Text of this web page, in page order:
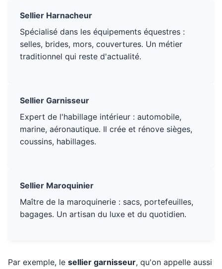
Sellier Harnacheur
Spécialisé dans les équipements équestres :
selles, brides, mors, couvertures. Un métier
traditionnel qui reste d'actualité.
Sellier Garnisseur
Expert de l'habillage intérieur : automobile,
marine, aéronautique. Il crée et rénove sièges,
coussins, habillages.
Sellier Maroquinier
Maître de la maroquinerie : sacs, portefeuilles,
bagages. Un artisan du luxe et du quotidien.
Par exemple, le sellier garnisseur, qu'on appelle aussi